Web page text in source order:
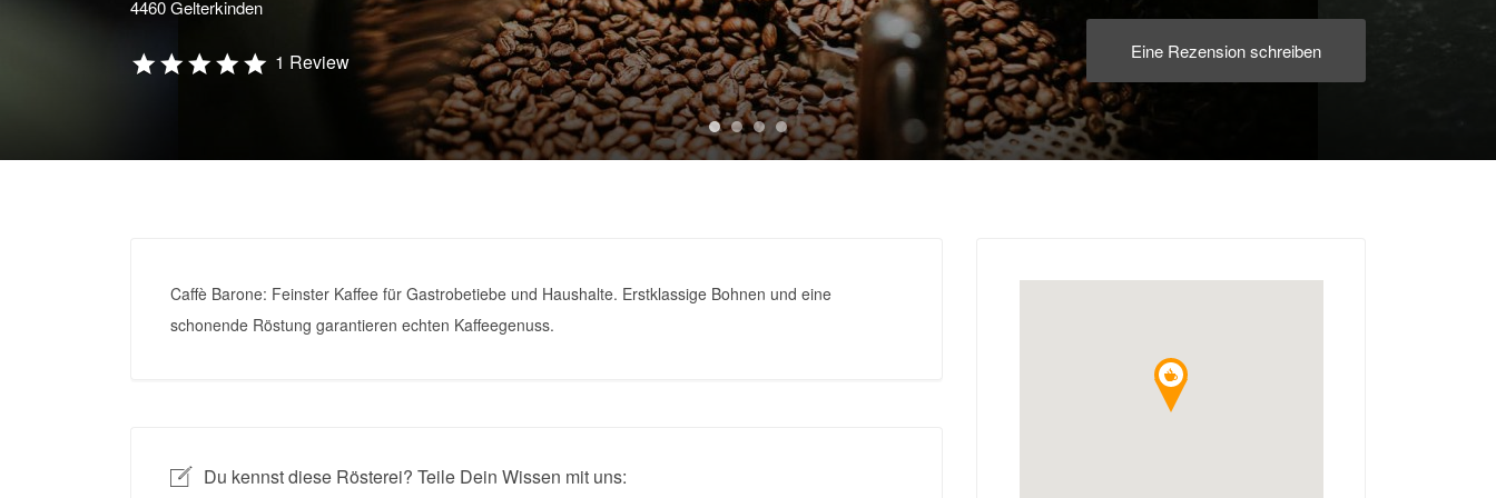
4460 Gelterkinden
1 Review Eine Rezension schreiben
Caffè Barone: Feinster Kaffee für Gastrobetiebe und Haushalte. Erstklassige Bohnen und eine
schonende Röstung garantieren echten Kaffeegenuss.
Du kennst diese Rösterei? Teile Dein Wissen mit uns: